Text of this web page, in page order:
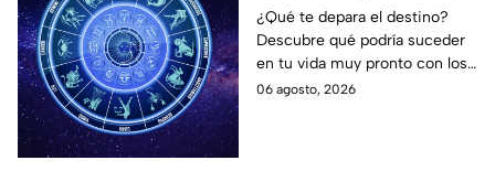
agosto; estos signos
podrían dejar de estar
solteros más pronto de
lo que imaginan y
¿Qué te depara el destino?
Descubre qué podría suceder
en tu vida muy pronto con los
horóscopos de Nana Calistar;
06 agosto, 2026